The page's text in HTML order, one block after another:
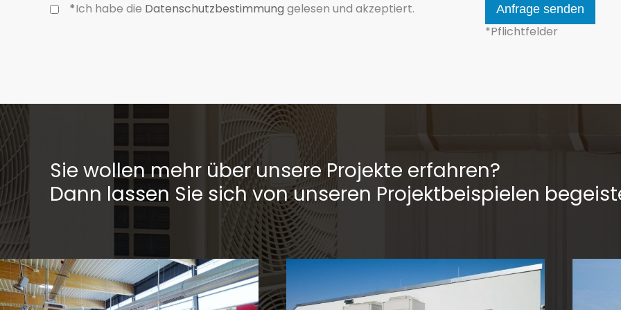
*Ich habe die Datenschutzbestimmung gelesen und akzeptiert.
*Pflichtfelder
Sie wollen mehr über unsere Projekte erfahren?
Dann lassen Sie sich von unseren Projektbeispielen